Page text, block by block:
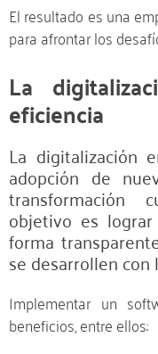
El resultado es una
para afrontar los
La
eficiencia
La digitalización
adopción de
transformación
objetivo es
forma
se desarrollen
Implementar un
beneficios, entre ellos: